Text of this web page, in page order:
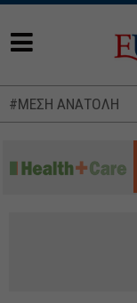
#ΜΕΣΗ ΑΝΑΤΟΛΗ